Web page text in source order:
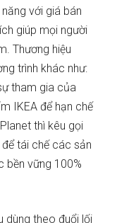
với giá bán
giúp mọi người
Thương hiệu
trình khác như:
tham gia của
IKEA để hạn chế
thì kêu gọi
tái chế các sản
bền vững 100%
dùng theo đuổi lối